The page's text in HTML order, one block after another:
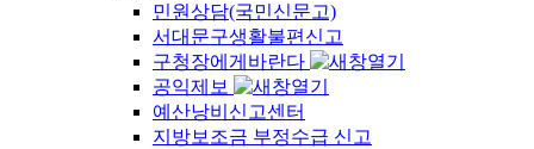
민원상담(국민신문고)
서대문구생활불편신고
구청장에게바란다
공익제보
예산낭비신고센터
지방보조금 부정수급 신고